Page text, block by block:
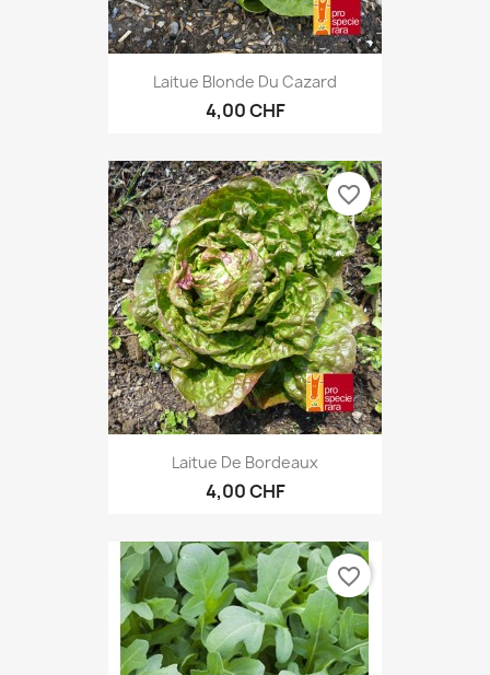
Laitue Blonde Du Cazard
4,00 CHF
Laitue De Bordeaux
4,00 CHF
favorite_border
favorite_border